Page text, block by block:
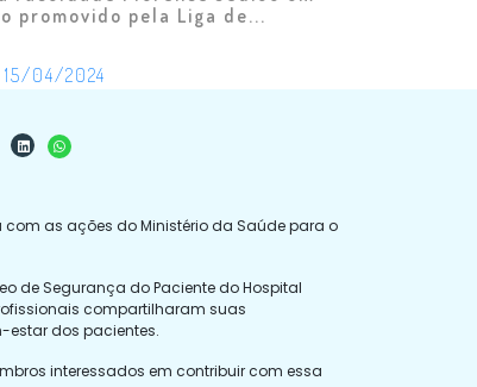
promovido pela Liga de...
15/04/2024
as ações do Ministério da Saúde para o
de Segurança do Paciente do Hospital
compartilharam suas
estar dos pacientes.
interessados em contribuir com essa